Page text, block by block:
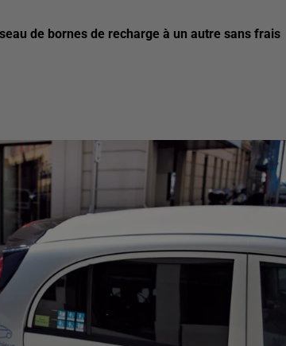
de bornes de recharge à un autre sans frais